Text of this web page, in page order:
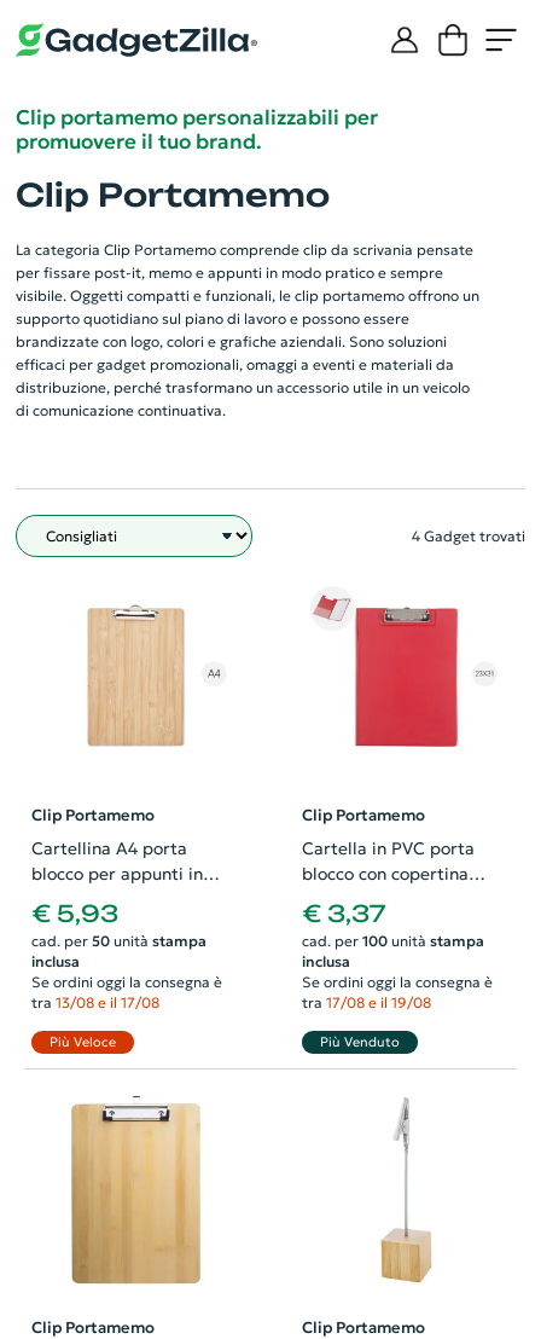
Clip portamemo personalizzabili per
promuovere il tuo brand.
Clip Portamemo
La categoria Clip Portamemo comprende clip da scrivania pensate
per fissare post‑it, memo e appunti in modo pratico e sempre
visibile. Oggetti compatti e funzionali, le clip portamemo offrono un
supporto quotidiano sul piano di lavoro e possono essere
brandizzate con logo, colori e grafiche aziendali. Sono soluzioni
efficaci per gadget promozionali, omaggi a eventi e materiali da
distribuzione, perché trasformano un accessorio utile in un veicolo
di comunicazione continuativa.
Filtro 4 Gadget trovati
Clip Portamemo
Cartellina A4 porta
blocco per appunti in
bambù 32.7x22.4x0.4 CM
€ 5,93
cad. per 50unità stampa
inclusa
Se ordini oggi la consegna è
tra 13/08 e il 17/08
Più Veloce
Clip Portamemo
Cartella in PVC porta
blocco con copertina
23×31.5×0.5cm
€ 3,37
cad. per 100unità stampa
inclusa
Se ordini oggi la consegna è
tra 17/08 e il 19/08
Più Venduto
Clip Portamemo Clip Portamemo